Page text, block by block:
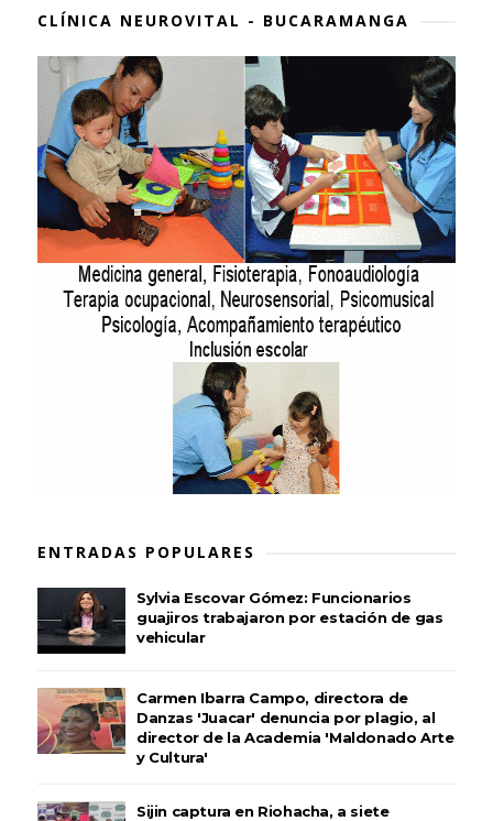
CLÍNICA NEUROVITAL - BUCARAMANGA
ENTRADAS POPULARES
Sylvia Escovar Gómez: Funcionarios
guajiros trabajaron por estación de gas
vehicular
Carmen Ibarra Campo, directora de
Danzas 'Juacar' denuncia por plagio, al
director de la Academia 'Maldonado Arte
y Cultura'
Sijin captura en Riohacha, a siete